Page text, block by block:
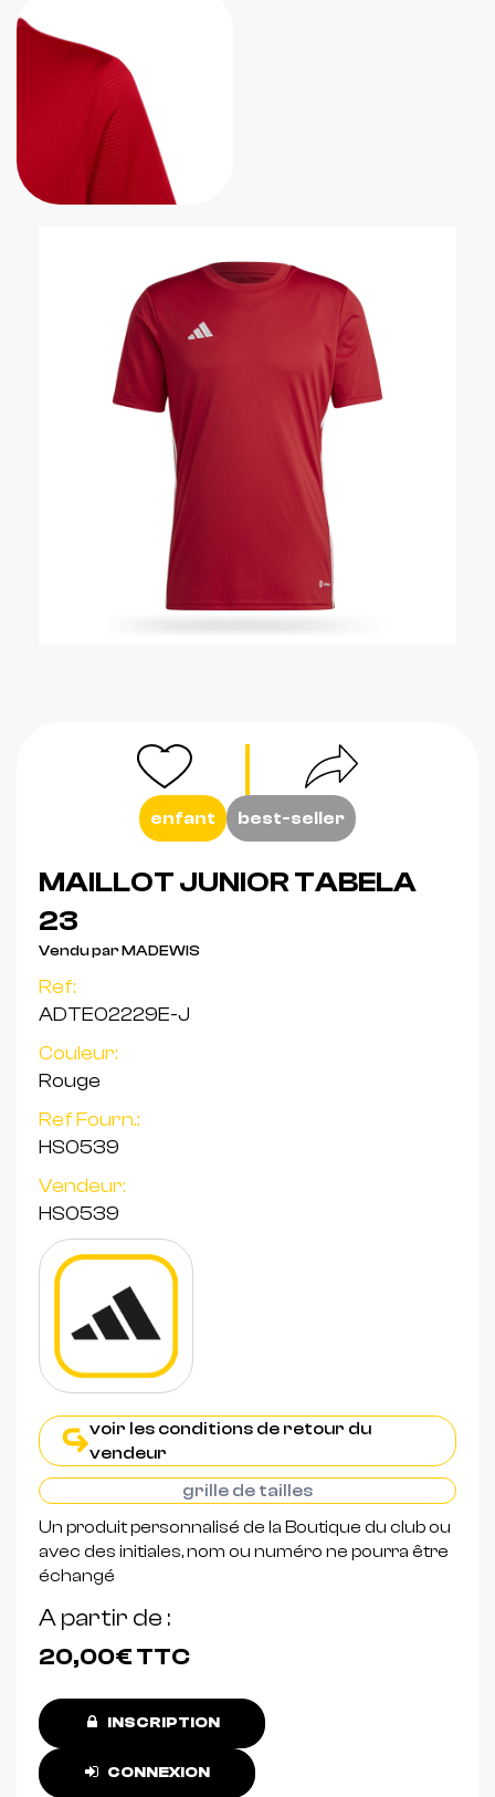
enfant best-seller
MAILLOT JUNIOR TABELA
23
Vendu par MADEWIS
Ref:
ADTE02229E-J
Couleur:
Rouge
Ref Fourn.:
HS0539
Vendeur:
HS0539
voir les conditions de retour du
vendeur
grille de tailles
Un produit personnalisé de la Boutique du club ou
avec des initiales, nom ou numéro ne pourra être
échangé
A partir de
20,00€TTC
INSCRIPTION
CONNEXION